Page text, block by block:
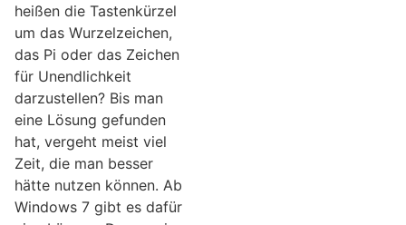
heißen die Tastenkürzel
um das Wurzelzeichen,
das Pi oder das Zeichen
für Unendlichkeit
darzustellen? Bis man
eine Lösung gefunden
hat, vergeht meist viel
Zeit, die man besser
hätte nutzen können. Ab
Windows 7 gibt es dafür